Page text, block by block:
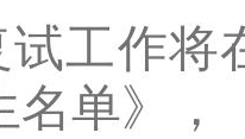
试工作将
名单》，